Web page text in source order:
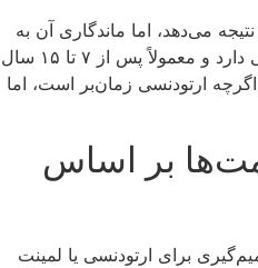
می‌دهد، اما ماندگاری آن به
مراقبت فردی و دوام مواد بستگی دارد و معمولاً پس از ۷ تا ۱۵ سال
اگرچه ارتودنسی زمان‌بر است، اما
بر اساس
برای ارتودنسی یا لمینت